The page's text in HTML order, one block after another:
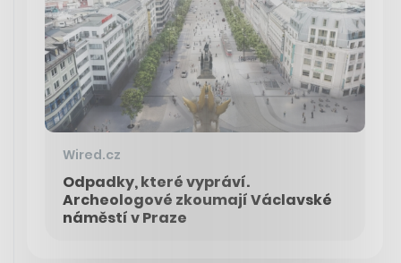
Wired.cz
Odpadky, které vypráví.
Archeologové zkoumají Václavské
náměstí v Praze